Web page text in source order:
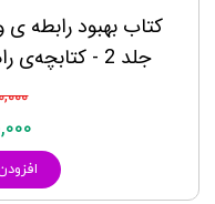
کتاب بهبود رابطه‌‌ ی
جلد 2 - کتابچه‌ی راهنمای والدین - نشر قطره
۱۱۰,۰۰۰